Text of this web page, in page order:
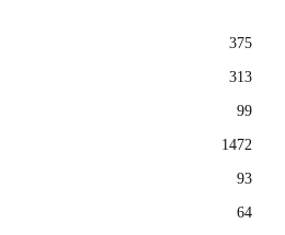
375
313
99
1472
93
64